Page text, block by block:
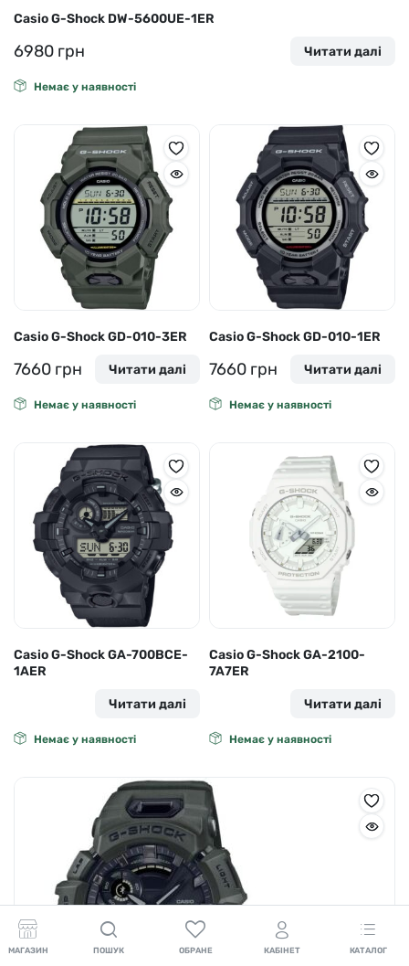
Casio G-Shock DW-5600UE-1ER
6980 грн Читати далі
Немає у наявності
Casio G-Shock GD-010-3ER
7660 грн Читати далі
Немає у наявності
Casio G-Shock GD-010-1ER
7660 грн Читати далі
Немає у наявності
Casio G-Shock GA-700BCE-
1AER
Читати далі
Немає у наявності
Casio G-Shock GA-2100-
7A7ER
Читати далі
Немає у наявності
МАГАЗИН ПОШУК ОБРАНЕ КАБІНЕТ КАТАЛОГ